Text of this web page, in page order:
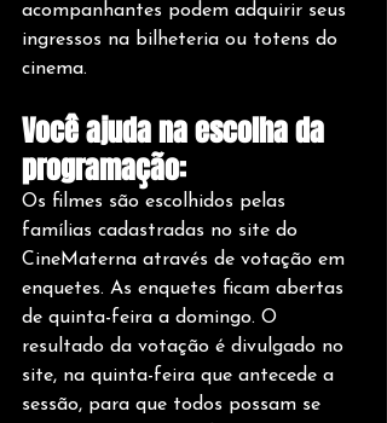
acompanhantes podem adquirir seus
ingressos na bilheteria ou totens do
cinema.
Você ajuda na escolha da
programação:
Os filmes são escolhidos pelas
famílias cadastradas no site do
CineMaterna através de votação em
enquetes. As enquetes ficam abertas
de quinta-feira a domingo. O
resultado da votação é divulgado no
site, na quinta-feira que antecede a
sessão, para que todos possam se